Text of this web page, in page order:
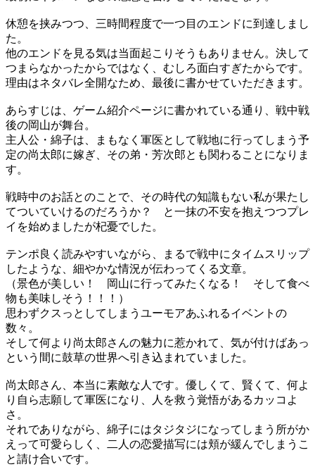
休憩を挟みつつ、三時間程度で一つ目のエンドに到達しまし
た。
他のエンドを見る気は当面起こりそうもありません。決して
つまらなかったからではなく、むしろ面白すぎたからです。
理由はネタバレ全開なため、最後に書かせていただきます。
あらすじは、ゲーム紹介ページに書かれている通り、戦中戦
後の岡山が舞台。
主人公・綿子は、まもなく軍医として戦地に行ってしまう予
定の尚太郎に嫁ぎ、その弟・芳次郎とも関わることになりま
す。
戦時中のお話とのことで、その時代の知識もない私が果たし
てついていけるのだろうか？ と一抹の不安を抱えつつプレ
イを始めましたが杞憂でした。
テンポ良く読みやすいながら、まるで戦中にタイムスリップ
したような、細やかな情況が伝わってくる文章。
（景色が美しい！ 岡山に行ってみたくなる！ そして食べ
物も美味しそう！！！）
思わずクスっとしてしまうユーモアあふれるイベントの
数々。
そして何より尚太郎さんの魅力に惹かれて、気が付けばあっ
という間に鼓草の世界へ引き込まれていました。
尚太郎さん、本当に素敵な人です。優しくて、賢くて、何よ
り自ら志願して軍医になり、人を救う覚悟があるカッコよ
さ。
それでありながら、綿子にはタジタジになってしまう所がか
えって可愛らしく、二人の恋愛描写には頬が緩んでしまうこ
と請け合いです。